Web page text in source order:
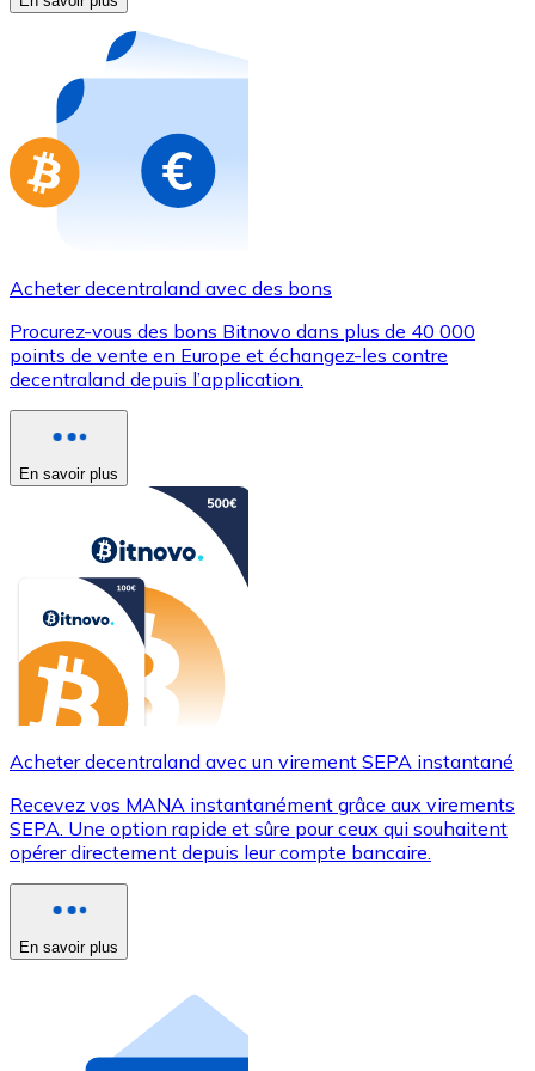
Achetez des cartes-cadeaux de vos marques
Aller à la boutique de cartes-cadeaux
Acheter decentraland avec des bons
Procurez-vous des bons Bitnovo dans plus de 40 000
points de vente en Europe et échangez-les contre
decentraland depuis l’application.
En savoir plus
Acheter decentraland avec un virement SEPA instantané
Recevez vos MANA instantanément grâce aux virements
SEPA. Une option rapide et sûre pour ceux qui souhaitent
opérer directement depuis leur compte bancaire.
En savoir plus